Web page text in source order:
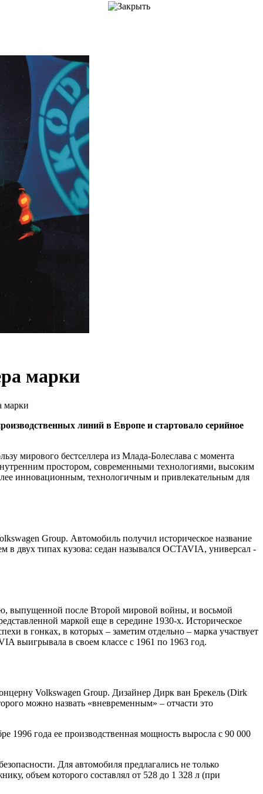
марки
марки
линий в Европе и стартовало серийное
мирового бестселлера из Млада-Болеслава с момента
простором, современными технологиями, высоким
инновационным, технологичным и привлекательным для
Group. Автомобиль получил историческое название
двух типах кузова: седан назывался OCTAVIA, универсал -
выпущенной после Второй мировой войны, и восьмой
маркой еще в середине 1930-х. Историческое
в гонках, в которых – заметим отдельно – марка участвует
выигрывала в своем классе с 1961 по 1963 год.
Volkswagen Group. Дизайнер Дирк ван Брекель (Dirk
можно назвать «вневременным» – отчасти это
1996 года ее производственная мощность выросла с 90 000
Для автомобиля предлагались не только
объем которого составлял от 528 до 1 328 л (при